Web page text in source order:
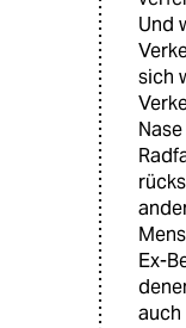
Und
sich
Ex-